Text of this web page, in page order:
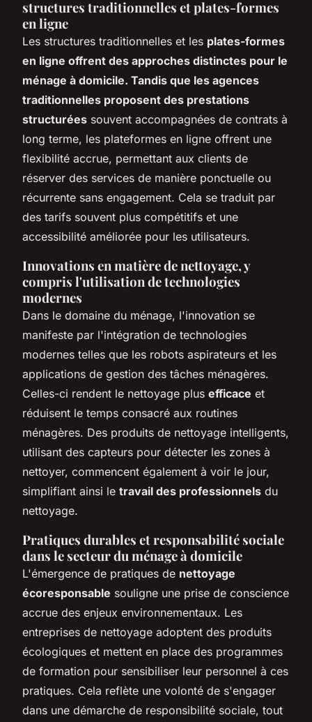
structures traditionnelles et plates-formes
en ligne
Les structures traditionnelles et les plates-formes
en ligne offrent des approches distinctes pour le
ménage à domicile. Tandis que les agences
traditionnelles proposent des prestations
structurées souvent accompagnées de contrats à
long terme, les plateformes en ligne offrent une
flexibilité accrue, permettant aux clients de
réserver des services de manière ponctuelle ou
récurrente sans engagement. Cela se traduit par
des tarifs souvent plus compétitifs et une
accessibilité améliorée pour les utilisateurs.
Innovations en matière de nettoyage, y
compris l'utilisation de technologies
modernes
Dans le domaine du ménage, l'innovation se
manifeste par l'intégration de technologies
modernes telles que les robots aspirateurs et les
applications de gestion des tâches ménagères.
Celles-ci rendent le nettoyage plus efficace et
réduisent le temps consacré aux routines
ménagères. Des produits de nettoyage intelligents,
utilisant des capteurs pour détecter les zones à
nettoyer, commencent également à voir le jour,
simplifiant ainsi le travail des professionnels du
nettoyage.
Pratiques durables et responsabilité sociale
dans le secteur du ménage à domicile
L'émergence de pratiques de nettoyage
écoresponsable souligne une prise de conscience
accrue des enjeux environnementaux. Les
entreprises de nettoyage adoptent des produits
écologiques et mettent en place des programmes
de formation pour sensibiliser leur personnel à ces
pratiques. Cela reflète une volonté de s'engager
dans une démarche de responsibilité sociale, tout